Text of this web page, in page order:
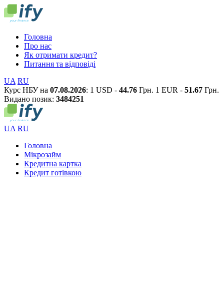
Головна
Про нас
Як отримати кредит?
Питання та відповіді
UA RU
Курс НБУ на 07.08.2026: 1 USD - 44.76 Грн. 1 EUR - 51.67 Грн.
Видано позик: 3484251
UA RU
Головна
Мікрозайм
Кредитна картка
Кредит готівкою